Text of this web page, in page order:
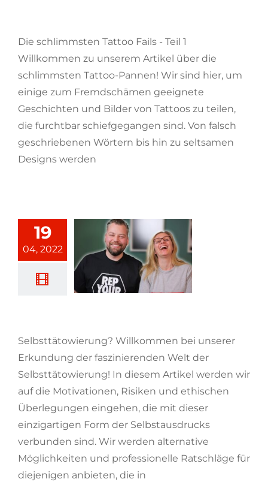
Die schlimmsten Tattoo Fails - Teil 1
Willkommen zu unserem Artikel über die
schlimmsten Tattoo-Pannen! Wir sind hier, um
einige zum Fremdschämen geeignete
Geschichten und Bilder von Tattoos zu teilen,
die furchtbar schiefgegangen sind. Von falsch
geschriebenen Wörtern bis hin zu seltsamen
Designs werden
19
04, 2022
Selbsttätowierung? Willkommen bei unserer
Erkundung der faszinierenden Welt der
Selbsttätowierung! In diesem Artikel werden wir
auf die Motivationen, Risiken und ethischen
Überlegungen eingehen, die mit dieser
einzigartigen Form der Selbstausdrucks
verbunden sind. Wir werden alternative
Möglichkeiten und professionelle Ratschläge für
diejenigen anbieten, die in